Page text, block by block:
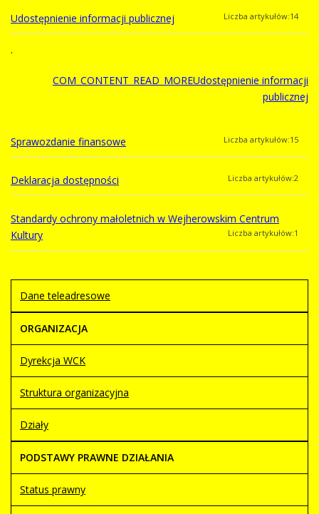
(Dz. U. z 2019 r. poz. 2019 z późn. zm.) wszystkie
postępowania publikowane są na Platformie
https://wck.ezamawiajacy.pl/servlet/HomeServlet
2026 Liczba artykułów:15
2022 Liczba artykułów:1
Liczba artykułów:1
Udostępnienie informacji publicznej Liczba artykułów:14
.
COM_CONTENT_READ_MOREUdostępnienie informacji
publicznej
Sprawozdanie finansowe Liczba artykułów:15
Deklaracja dostępności Liczba artykułów:2
Standardy ochrony małoletnich w Wejherowskim Centrum
Kultury
Liczba artykułów:1
Dane teleadresowe
ORGANIZACJA
Dyrekcja WCK
Struktura organizacyjna
Działy
PODSTAWY PRAWNE DZIAŁANIA
Status prawny